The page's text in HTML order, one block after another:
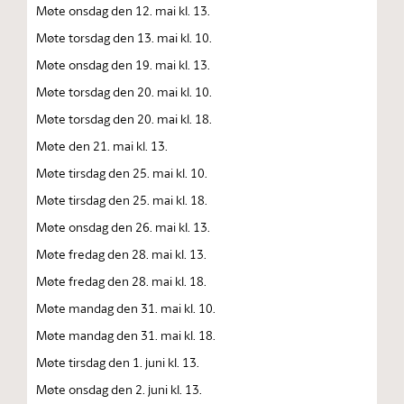
Møte onsdag den 12. mai kl. 13.
Møte torsdag den 13. mai kl. 10.
Møte onsdag den 19. mai kl. 13.
Møte torsdag den 20. mai kl. 10.
Møte torsdag den 20. mai kl. 18.
Møte den 21. mai kl. 13.
Møte tirsdag den 25. mai kl. 10.
Møte tirsdag den 25. mai kl. 18.
Møte onsdag den 26. mai kl. 13.
Møte fredag den 28. mai kl. 13.
Møte fredag den 28. mai kl. 18.
Møte mandag den 31. mai kl. 10.
Møte mandag den 31. mai kl. 18.
Møte tirsdag den 1. juni kl. 13.
Møte onsdag den 2. juni kl. 13.